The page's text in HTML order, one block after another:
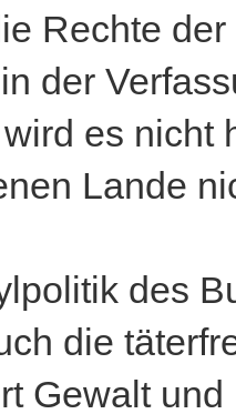
Rechte
der
es nicht
Lande
des
die
Gewalt